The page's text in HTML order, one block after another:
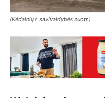
(Kėdainių r. savivaldybės nuotr.)